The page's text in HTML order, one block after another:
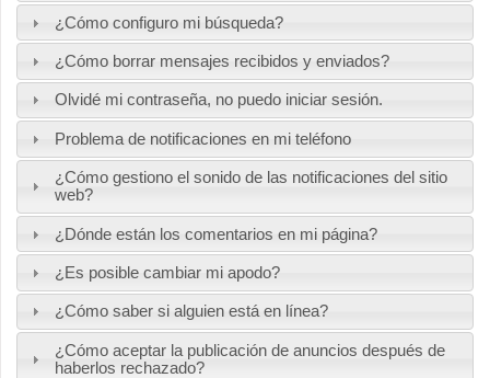
¿Cómo configuro mi búsqueda?
¿Cómo borrar mensajes recibidos y enviados?
Olvidé mi contraseña, no puedo iniciar sesión.
Problema de notificaciones en mi teléfono
¿Cómo gestiono el sonido de las notificaciones del sitio
web?
¿Dónde están los comentarios en mi página?
¿Es posible cambiar mi apodo?
¿Cómo saber si alguien está en línea?
¿Cómo aceptar la publicación de anuncios después de
haberlos rechazado?